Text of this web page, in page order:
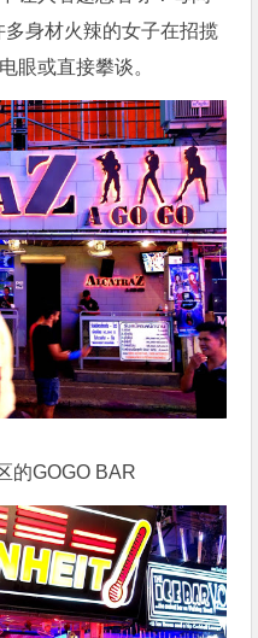
身材火辣的女子在招揽
眼或直接攀谈。
的GOGO BAR